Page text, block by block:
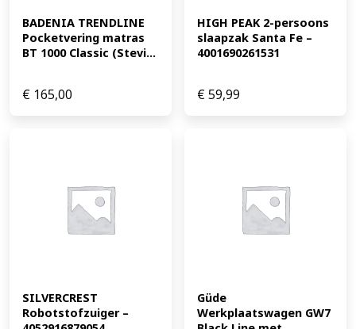
BADENIA TRENDLINE
Pocketvering matras
BT 1000 Classic (Stevi...
€ 165,00
HIGH PEAK 2-persoons
slaapzak Santa Fe –
4001690261531
€59,99
SILVERCREST
Robotstofzuiger –
Güde
Werkplaatswagen GW7